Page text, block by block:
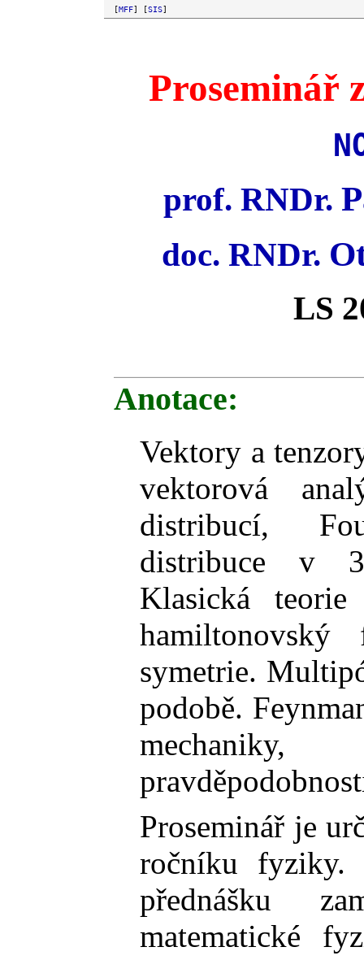
[MFF] [SIS]
Proseminář
prof. RNDr.
doc. RNDr.
LS
Anotace:
Vektory a
vektorová
distribucí,
distribuce v
Klasická
hamiltonovský
symetrie.
podobě.
Proseminář je
ročníku fyziky.
přednášku
matematické